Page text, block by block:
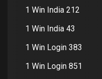
1 Win India 212
1 Win India 43
1 Win Login 383
1 Win Login 851